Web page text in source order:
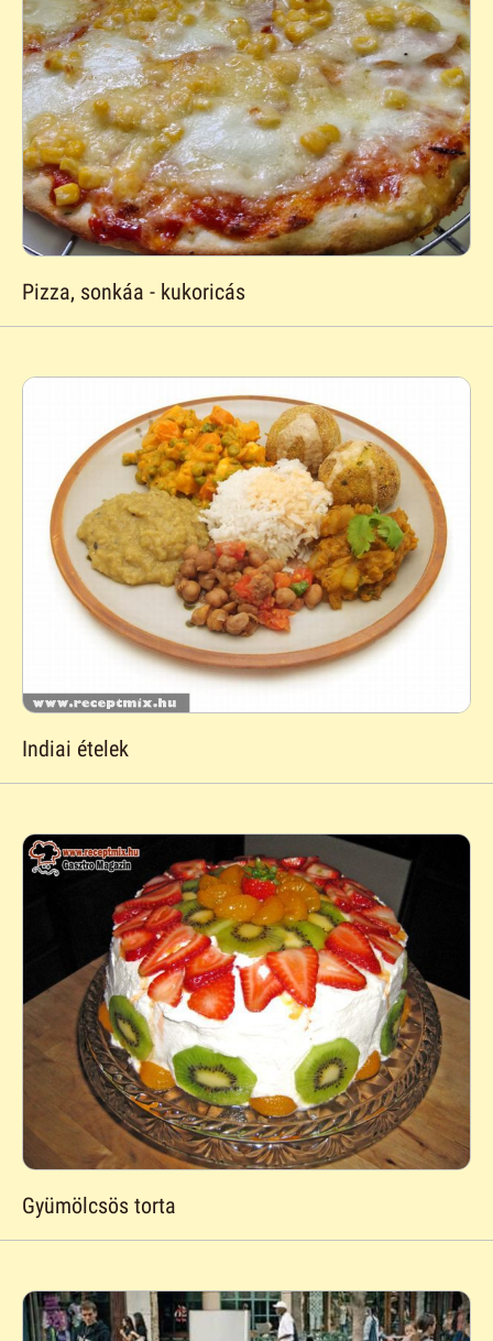
Pizza, sonkáa - kukoricás
Indiai ételek
Gyümölcsös torta